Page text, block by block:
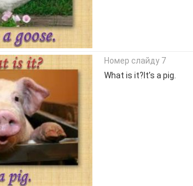
Номер слайду 7
What is it?It’s a pig.